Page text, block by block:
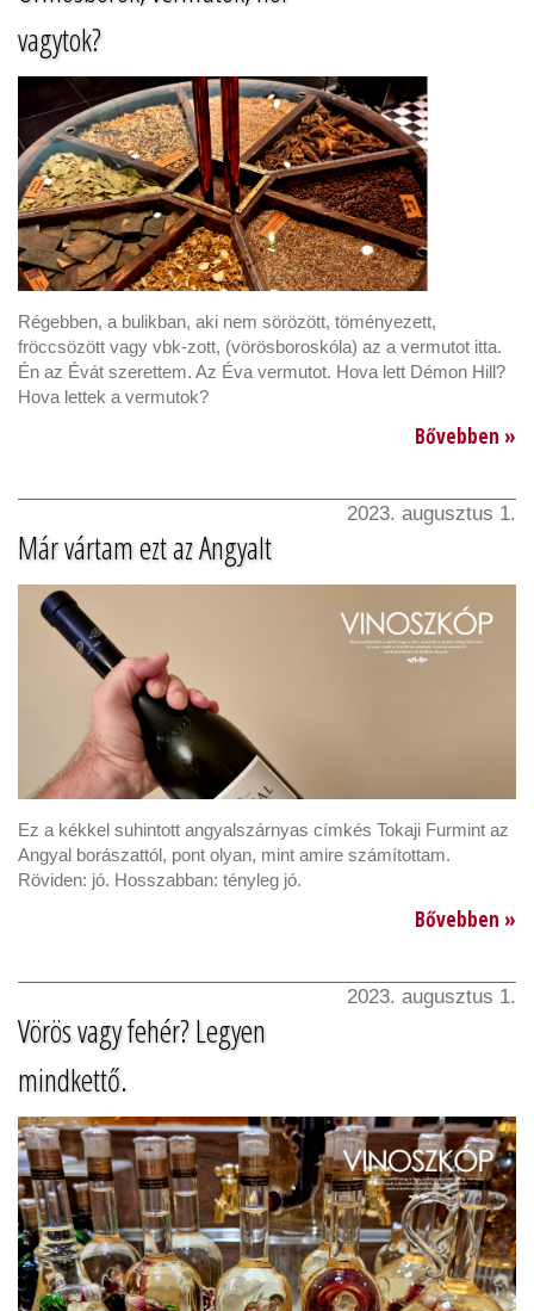
vagytok?
Régebben, a bulikban, aki nem sörözött, töményezett,
fröccsözött vagy vbk-zott, (vörösboroskóla) az a vermutot itta.
Én az Évát szerettem. Az Éva vermutot. Hova lett Démon Hill?
Hova lettek a vermutok?
Bővebben »
2023. augusztus 1.
Már vártam ezt az Angyalt
Ez a kékkel suhintott angyalszárnyas címkés Tokaji Furmint az
Angyal borászattól, pont olyan, mint amire számítottam.
Röviden: jó. Hosszabban: tényleg jó.
Bővebben »
2023. augusztus 1.
Vörös vagy fehér? Legyen
mindkettő.